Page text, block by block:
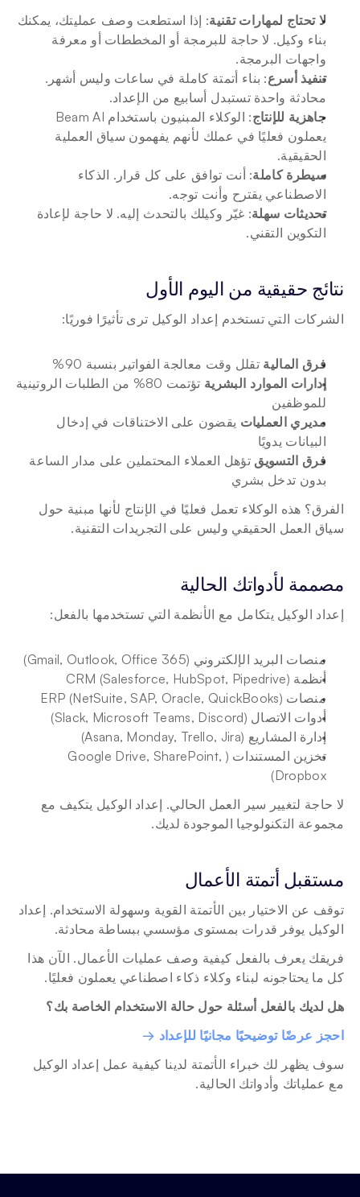
لا تحتاج لمهارات تقنية
واجهات البرمجة.
تنفيذ أسرع
محادثة واحدة تستبدل أسابيع من الإعداد.
جاهزية للإنتاج
الحقيقية.
سيطرة كاملة
الاصطناعي يقترح وأنت توجه.
تحديثات سهلة
التكوين التقني.
نتائج حقيقية من اليوم الأول
الشركات التي تستخدم إعداد الوكيل ترى تأثيرًا فوريًا:
فرق المالية تقلل وقت معالجة الفواتير بنسبة 90%
إدارات الموارد البشرية
للموظفين
مديري العمليات
البيانات يدويًا
فرق التسويق
بدون تدخل بشري
سياق العمل الحقيقي وليس على التجريدات التقنية.
مصممة لأدواتك الحالية
إعداد الوكيل يتكامل مع الأنظمة التي تستخدمها بالفعل:
منصات البريد الإلكتروني (Gmail, Outlook, Office 365)
أنظمة CRM (Salesforce, HubSpot, Pipedrive)
منصات ERP (NetSuite, SAP, Oracle, QuickBooks)
أدوات الاتصال (Slack, Microsoft Teams, Discord)
إدارة المشاريع (Asana, Monday, Trello, Jira)
تخزين المستندات (Google Drive, SharePoint,
Dropbox)
مجموعة التكنولوجيا الموجودة لديك.
مستقبل أتمتة الأعمال
الوكيل يوفر قدرات بمستوى مؤسسي ببساطة محادثة.
كل ما يحتاجونه لبناء وكلاء ذكاء اصطناعي يعملون فعليًا.
هل لديك بالفعل أسئلة حول حالة الاستخدام الخاصة بك؟
احجز عرضًا توضيحيًا مجانيًا للإعداد →
مع عملياتك وأدواتك الحالية.